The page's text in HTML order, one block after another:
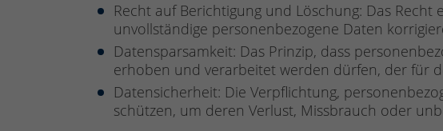
Recht auf Berichtigung und Löschung: Das
unvollständige personenbezogene Daten
Datensparsamkeit: Das Prinzip, dass
erhoben und verarbeitet werden dürfen, der für
Datensicherheit: Die Verpflichtung,
schützen, um deren Verlust, Missbrauch oder